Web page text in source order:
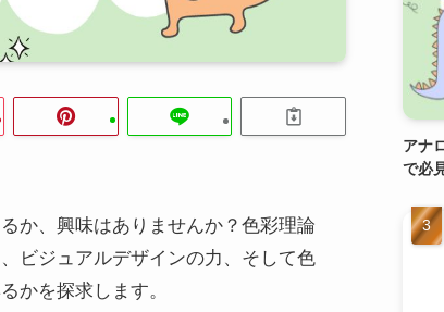
か、興味はありませんか？色彩理論
ビジュアルデザインの力、そして色
かを探求します。
アナ
で必